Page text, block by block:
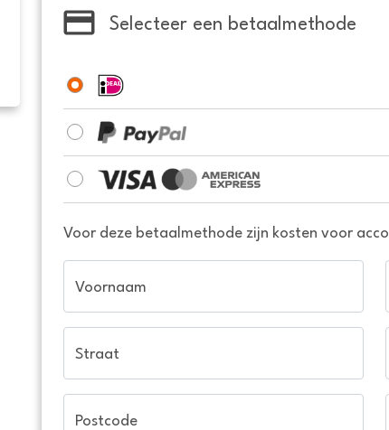
Selecteer een betaalmethode
Voor deze betaalmethode zijn kosten voor
Voornaam
Straat
Postcode